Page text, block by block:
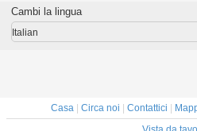
di
di
19mm del
dispositivo
pulsante di volt
del pulsante
arancione
Cambi la lingua
Italian
Casa| Circa noi | Contattici |